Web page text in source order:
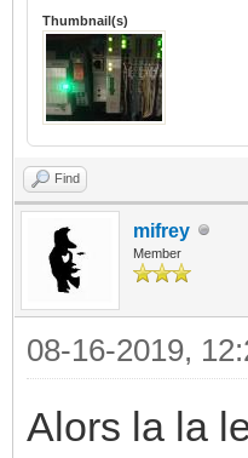
Thumbnail(s)
Find
mifrey
Member
08-16-2019,
Alors la la